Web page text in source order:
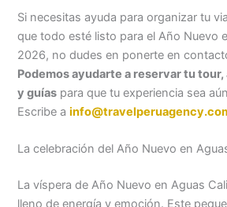
Si necesitas ayuda para organizar tu
que todo esté listo para el Año Nuevo
2026, no dudes en ponerte en
Podemos ayudarte a reservar tu
y guías para que tu experiencia sea
Escribe a
La celebración del Año Nuevo en
La víspera de Año Nuevo en Aguas
lleno de energía y emoción. Este